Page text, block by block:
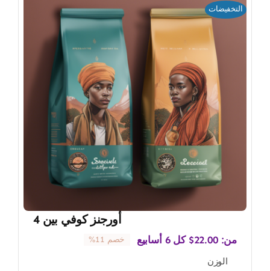
التخفيضات
أورجنز كوفي بين 4
من: $22.00 كل 6 أسابيع خصم 11%
الوزن